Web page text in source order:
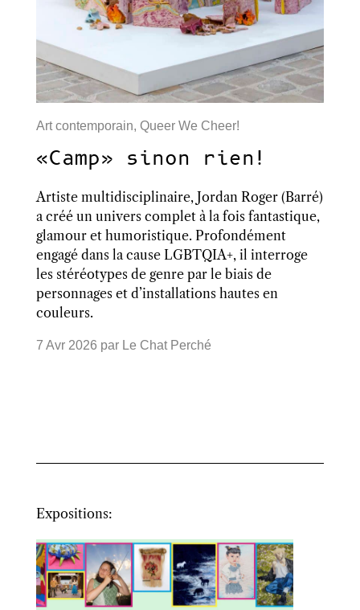
Art contemporain, Queer We Cheer!
«Camp» sinon rien!
Artiste multidisciplinaire, Jordan Roger (Barré)
a créé un univers complet à la fois fantastique,
glamour et humoristique. Profondément
engagé dans la cause LGBTQIA+, il interroge
les stéréotypes de genre par le biais de
personnages et d’installations hautes en
couleurs.
7 Avr 2026 par Le Chat Perché
Expositions: